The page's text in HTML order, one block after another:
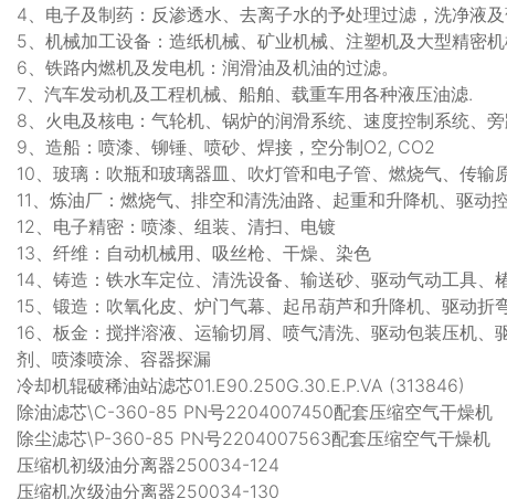
4、电子及制药：反渗透水、去离子水的予处理过滤，洗净液及
5、机械加工设备：造纸机械、矿业机械、注塑机及大型精密
6、铁路内燃机及发电机：润滑油及机油的过滤。
7、汽车发动机及工程机械、船舶、载重车用各种液压油滤.
8、火电及核电：气轮机、锅炉的润滑系统、速度控制系统、
9、造船：喷漆、铆锤、喷砂、焊接，空分制O2, CO2
10、玻璃：吹瓶和玻璃器皿、吹灯管和电子管、燃烧气、传
11、炼油厂：燃烧气、排空和清洗油路、起重和升降机、驱动
12、电子精密：喷漆、组装、清扫、电镀
13、纤维：自动机械用、吸丝枪、干燥、染色
14、铸造：铁水车定位、清洗设备、输送砂、驱动气动工具
15、锻造：吹氧化皮、炉门气幕、起吊葫芦和升降机、驱动
16、板金：搅拌溶液、运输切屑、喷气清洗、驱动包装压机
剂、喷漆喷涂、容器探漏
冷却机辊破稀油站滤芯01.E90.250G.30.E.P.VA (313846)
除油滤芯\C-360-85 PN号2204007450配套压缩空气干燥机
除尘滤芯\P-360-85 PN号2204007563配套压缩空气干燥机
压缩机初级油分离器250034-124
压缩机次级油分离器250034-130